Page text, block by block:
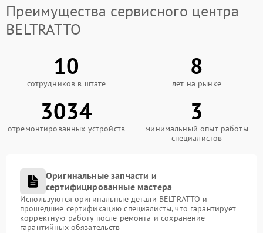
Преимущества сервисного центра
BELTRATTO
10
сотрудников в штате
8
лет на рынке
3034
отремонтированных устройств
3
минимальный опыт работы
специалистов
Оригинальные запчасти и
сертифицированные мастера
Используются оригинальные детали BELTRATTO и
прошедшие сертификацию специалисты, что гарантирует
корректную работу после ремонта и сохранение
гарантийных обязательств